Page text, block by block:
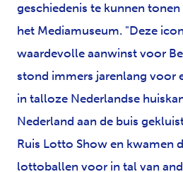
geschiedenis te kunnen tonen
het Mediamuseum. "Deze
waardevolle aanwinst voor
stond immers jarenlang voor
in talloze Nederlandse
Nederland aan de buis
Ruis Lotto Show en kwamen
lottoballen voor in tal van